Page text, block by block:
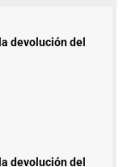
devolución del
devolución del